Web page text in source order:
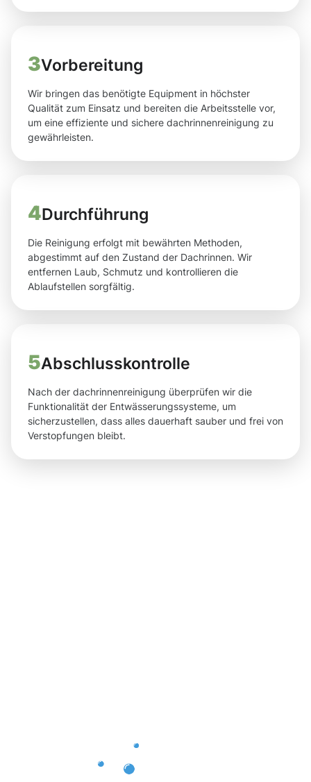
3Vorbereitung
Wir bringen das benötigte Equipment in höchster
Qualität zum Einsatz und bereiten die Arbeitsstelle vor,
um eine effiziente und sichere dachrinnenreinigung zu
gewährleisten.
4Durchführung
Die Reinigung erfolgt mit bewährten Methoden,
abgestimmt auf den Zustand der Dachrinnen. Wir
entfernen Laub, Schmutz und kontrollieren die
Ablaufstellen sorgfältig.
5Abschlusskontrolle
Nach der dachrinnenreinigung überprüfen wir die
Funktionalität der Entwässerungssysteme, um
sicherzustellen, dass alles dauerhaft sauber und frei von
Verstopfungen bleibt.